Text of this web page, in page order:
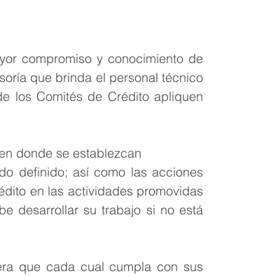
compromiso y conocimiento de
que brinda el personal técnico
los Comités de Crédito apliquen
donde se establezcan
en las actividades promovidas
desarrollar su trabajo si no está
que cada cual cumpla con sus